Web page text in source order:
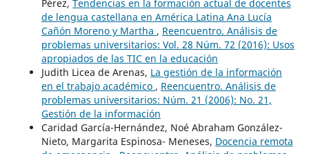
Pérez, Tendencias en la formación actual de docentes
de lengua castellana en América Latina Ana Lucía
Cañón Moreno y Martha , Reencuentro. Análisis de
problemas universitarios: Vol. 28 Núm. 72 (2016): Usos
apropiados de las TIC en la educación
Judith Licea de Arenas, La gestión de la información
en el trabajo académico , Reencuentro. Análisis de
problemas universitarios: Núm. 21 (2006): No. 21,
Gestión de la información
Caridad García-Hernández, Noé Abraham González-
Nieto, Margarita Espinosa- Meneses, Docencia remota